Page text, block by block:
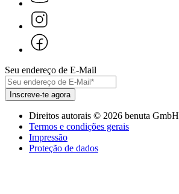
Seu endereço de E-Mail
Inscreve-te agora
Direitos autorais © 2026 benuta GmbH
Termos e condições gerais
Impressão
Proteção de dados